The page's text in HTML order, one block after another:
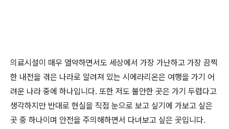
의료시설이 매우 열약하면서도 세상에서 가장 가난하고 가장 끔찍
한 내전을 겪은 나라로 알려져 있는 시에라리온은 여행을 가기 어
려운 나라 중에 하나입니다. 또한 저도 불안한 곳은 가기 두렵다고
생각하지만 반대로 현실을 직접 눈으로 보고 싶기에 가보고 싶은
곳 중 하나이며 안전을 주의해하면서 다녀보고 싶은 곳입니다.